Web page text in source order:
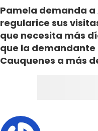
Pamela demanda a
regularice sus
que necesita más
que la
Cauquenes a más